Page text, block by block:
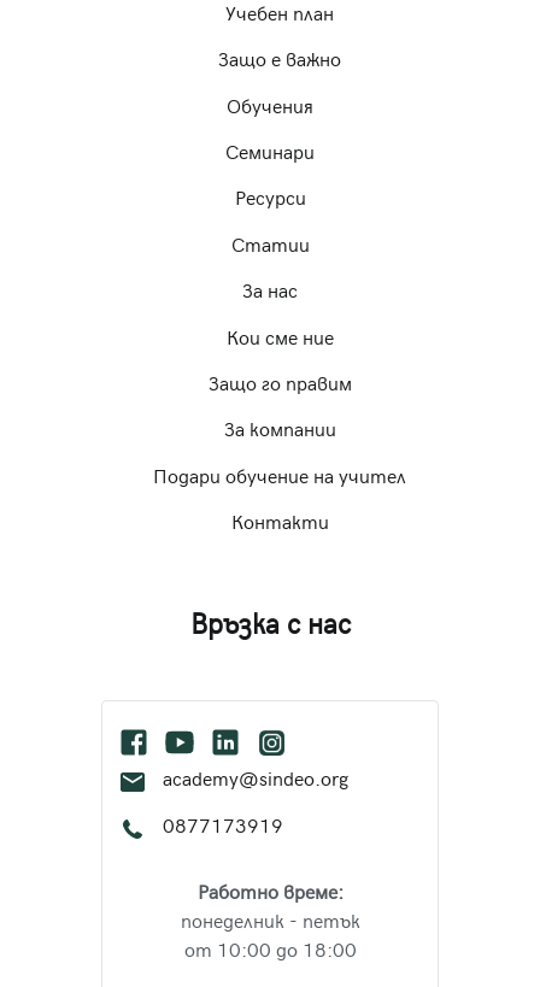
Учебен план
Защо е важно
Обучения
Семинари
Ресурси
Статии
За нас
Кои сме ние
Защо го правим
За компании
Подари обучение на учител
Контакти
Връзка с нас
academy@sindeo.org
0877173919
Работно време:
понеделник - петък
от 10:00 до 18:00